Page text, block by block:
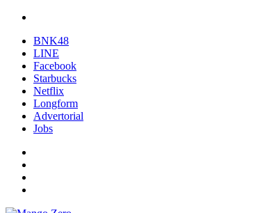
BNK48
LINE
Facebook
Starbucks
Netflix
Longform
Advertorial
Jobs